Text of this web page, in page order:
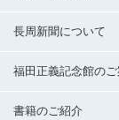
長周新聞について
福田正義記念館のご
書籍のご紹介